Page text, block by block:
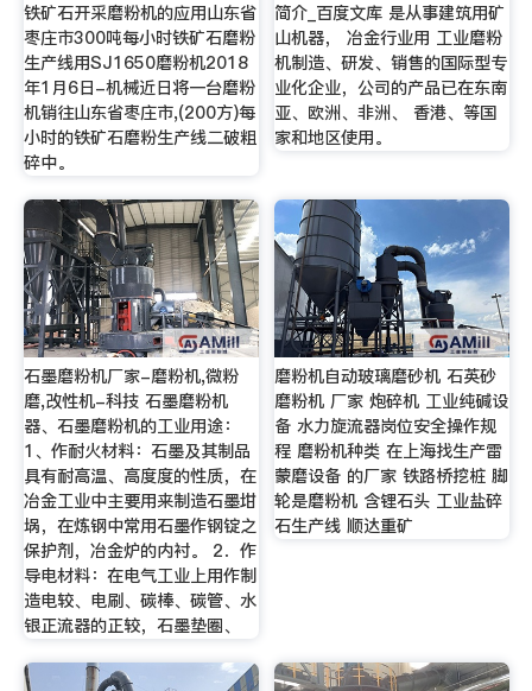
铁矿石开采磨粉机的应用山东省
枣庄市300吨每小时铁矿石磨粉
生产线用SJ1650磨粉机2018
年1月6日-机械近日将一台磨粉
机销往山东省枣庄市,(200方)每
小时的铁矿石磨粉生产线二破粗
碎中。
简介_百度文库 是从事建筑用矿
山机器， 冶金行业用 工业磨粉
机制造、研发、销售的国际型专
业化企业，公司的产品已在东南
亚、欧洲、非洲、 香港、等国
家和地区使用。
石墨磨粉机厂家-磨粉机,微粉
磨,改性机-科技 石墨磨粉机
器、石墨磨粉机的工业用途：
1、作耐火材料：石墨及其制品
具有耐高温、高度度的性质，在
冶金工业中主要用来制造石墨坩
埚，在炼钢中常用石墨作钢锭之
保护剂，冶金炉的内衬。 2．作
导电材料：在电气工业上用作制
造电较、电刷、碳棒、碳管、水
银正流器的正较，石墨垫圈、
磨粉机自动玻璃磨砂机 石英砂
磨粉机 厂家 炮碎机 工业纯碱设
备 水力旋流器岗位安全操作规
程 磨粉机种类 在上海找生产雷
蒙磨设备 的厂家 铁路桥挖桩 脚
轮是磨粉机 含锂石头 工业盐碎
石生产线 顺达重矿